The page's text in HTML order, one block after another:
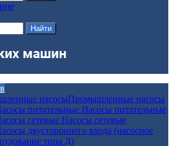
Промышленные насосы
Насосы питательные
Насосы сетевые